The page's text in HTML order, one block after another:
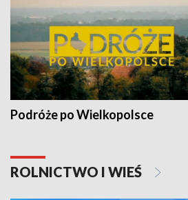
Podróże po Wielkopolsce
ROLNICTWO I WIEŚ